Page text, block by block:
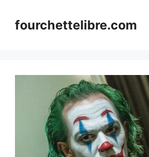
contentfourchettelibre.com